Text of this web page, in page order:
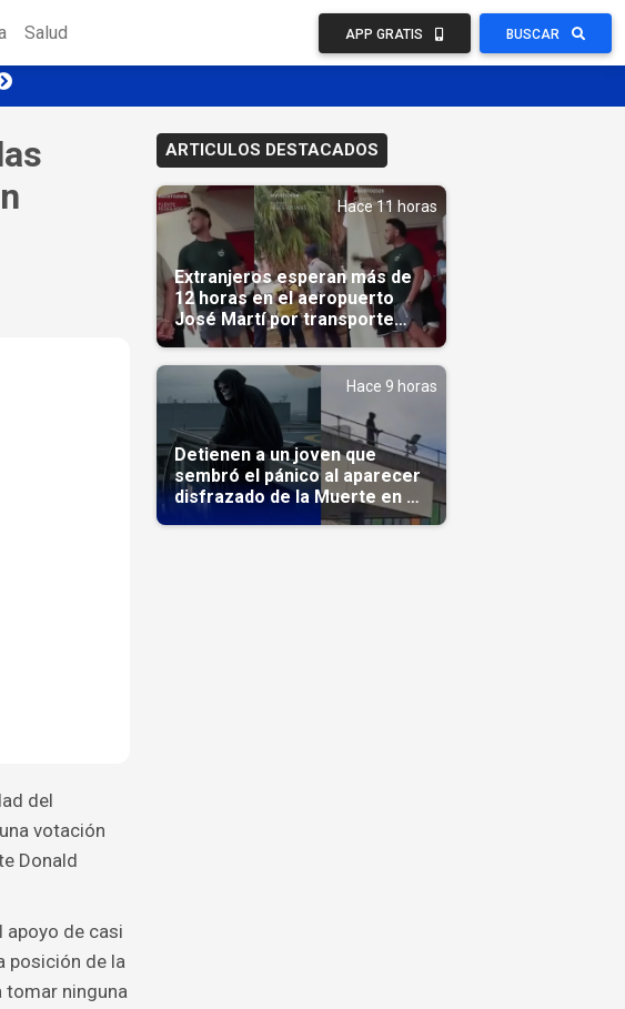
Salud APP GRATIS BUSCAR
del
votación
Donald
apoyo de casi
posición de la
tomar ninguna
ARTICULOS DESTACADOS
Hace 11 horas
Extranjeros esperan más de
12 horas en el aeropuerto
José Martí por transporte
reservado semanas
antes(Video)
Hace 9 horas
Detienen a un joven que
sembró el pánico al aparecer
disfrazado de la Muerte en un